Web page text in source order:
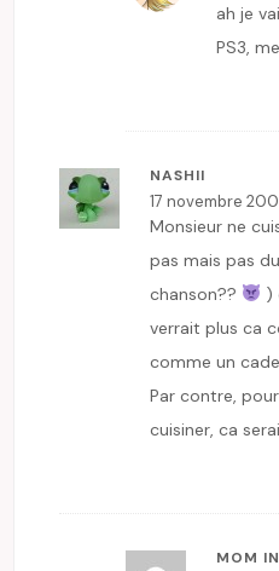
ah je
PS3,
NASHII
17 novembre
Monsieur ne
pas mais pas
chanson??
)
verrait plus ca
comme un
Par contre,
cuisiner, ca
MOM